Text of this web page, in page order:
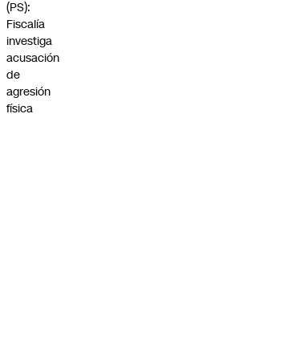
(PS):
Fiscalía
investiga
acusación
de
agresión
física